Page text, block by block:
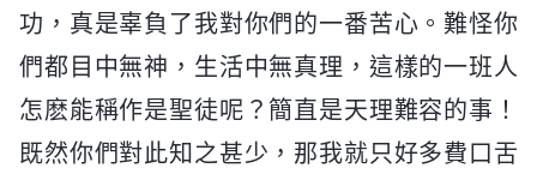
功，真是辜負了我對你們的一番苦心。難怪你
們都目中無神，生活中無真理，這樣的一班人
怎麽能稱作是聖徒呢？簡直是天理難容的事！
既然你們對此知之甚少，那我就只好多費口舌